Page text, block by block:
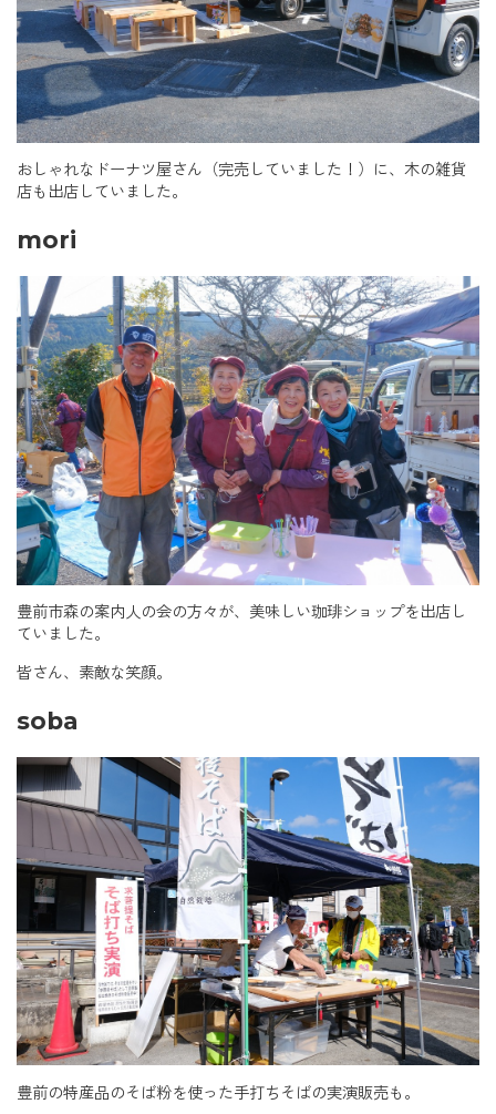
おしゃれなドーナツ屋さん（完売していました！）に、木の雑貨
店も出店していました。
mori
豊前市森の案内人の会の方々が、美味しい珈琲ショップを出店し
ていました。
皆さん、素敵な笑顔。
soba
豊前の特産品のそば粉を使った手打ちそばの実演販売も。